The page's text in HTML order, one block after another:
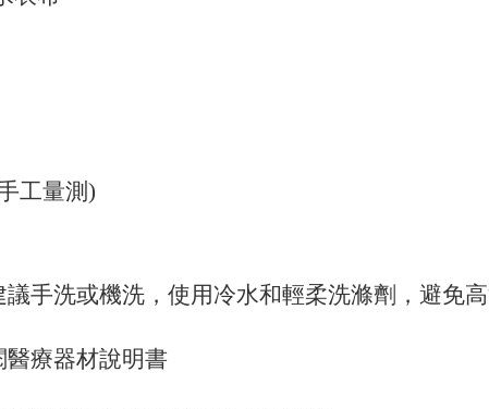
工量測)
手洗或機洗，使用冷水和輕柔洗滌劑，避免
療器材說明書